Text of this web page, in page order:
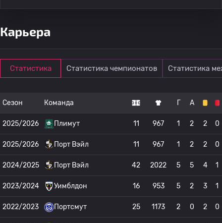
Карьера
Статистика Статистика чемпионатов Статистика
Сезон Команда Г А
2025/2026 Плимут 11 967 1 2 2 0
2025/2026 Порт Вэйл 11 967 1 2 2 0
2024/2025 Порт Вэйл 42 2022 5 5 4 1
2023/2024 Уимблдон 16 953 5 2 3 1
2022/2023 Портсмут 25 1173 2 0 2 0